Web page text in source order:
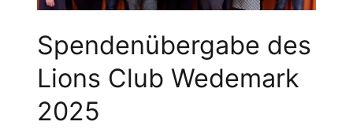
Spendenübergabe des
Lions Club Wedemark
2025